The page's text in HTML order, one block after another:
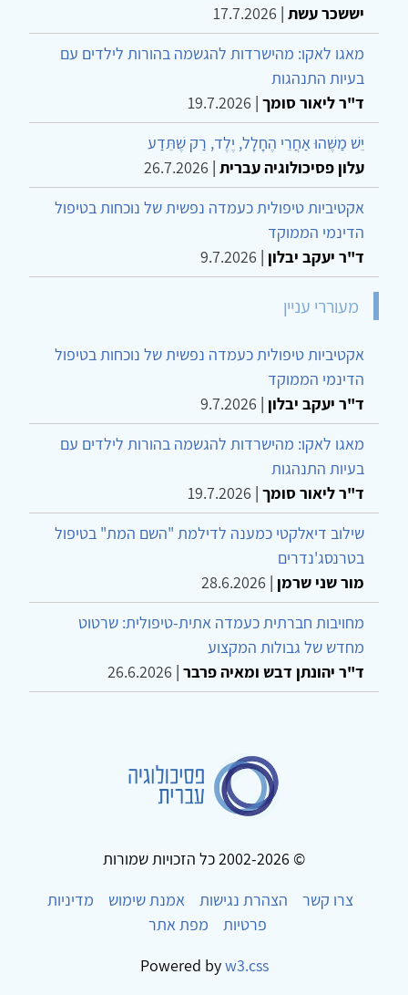
יששכר עשת |
17.7.2026
מאגו לאקו: מהישרדות להגשמה בהורות לילדים עם
בעיות התנהגות
ד"ר ליאור סומך |
19.7.2026
יֵשׁ מַשֶּׁהוּ אַחֲרֵי הֶחָלָל, יֶלֶד, רַק שֶׁתֵּדַע
עלון פסיכולוגיה עברית |
26.7.2026
אקטיביות טיפולית כעמדה נפשית של נוכחות בטיפול
הדינמי הממוקד
ד"ר יעקב יבלון |
9.7.2026
מעוררי עניין
אקטיביות טיפולית כעמדה נפשית של נוכחות בטיפול
הדינמי הממוקד
ד"ר יעקב יבלון |
9.7.2026
מאגו לאקו: מהישרדות להגשמה בהורות לילדים עם
בעיות התנהגות
ד"ר ליאור סומך |
19.7.2026
שילוב דיאלקטי כמענה לדילמת "השם המת" בטיפול
בטרנסג'נדרים
מור שני שרמן |
28.6.2026
מחויבות חברתית כעמדה אתית-טיפולית: שרטוט
מחדש של גבולות המקצוע
ד"ר יהונתן דבש ומאיה פרבר |
26.6.2026
© 2002-2026 כל הזכויות שמורות
צרו קשר
הצהרת נגישות אמנת שימוש
מדיניות
פרטיות
מפת אתר
Powered byw3.css